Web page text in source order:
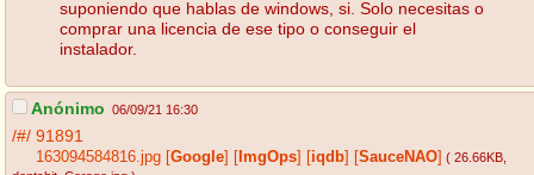
suponiendo que hablas de windows, si. Solo necesitas o
comprar una licencia de ese tipo o conseguir el
instalador.
Anónimo 06/09/21 16:30
/#/ 91891
163094584816.jpg Google ImgOps iqdb SauceNAO ( 26.66KB